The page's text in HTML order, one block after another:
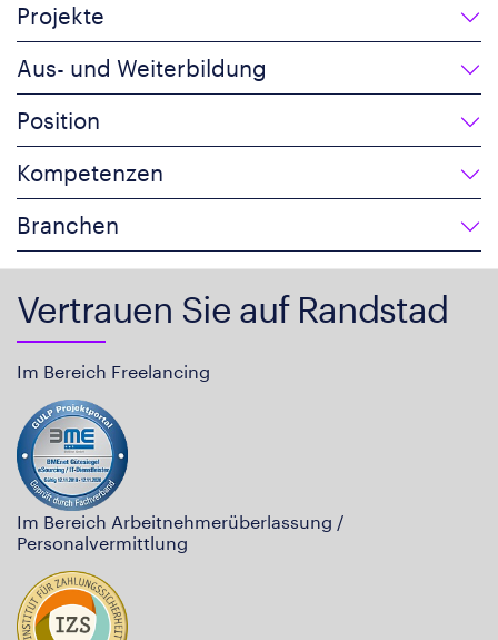
Projekte
Aus- und Weiterbildung
Position
Kompetenzen
Branchen
Vertrauen Sie auf Randstad
Im Bereich Freelancing
Im Bereich Arbeitnehmerüberlassung /
Personalvermittlung